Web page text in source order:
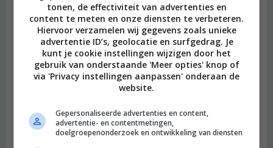
richting onze eigen auto en dan komt deze leuke middag toch tot
een einde. Het is een absolute aanrader voor een leuke ervaring in
deze omgeving! Voor mij is het echt een manier geweest om de
omgeving waar ik al dertig jaar in de buurt woon, toch een beetje
beter te leren kennen.
Stap uit je stad
activiteiten die worden aangeboden. De activiteiten zijn voor jong
en oud, en je kunt kiezen voor een gratis te bezoeken activiteit, of
het boeken van een compleet arrangement, zoals wij deden. Voor
tonen, de effectiviteit van advertenties en
content te meten en onze diensten te verbeteren.
Hiervoor verzamelen wij gegevens zoals unieke
advertentie ID’s, geolocatie en surfgedrag. Je
kunt je cookie instellingen wijzigen door het
gebruik van onderstaande 'Meer opties' knop of
via 'Privacy instellingen aanpassen' onderaan de
website.
Gepersonaliseerde advertenties en content,
advertentie- en contentmetingen,
doelgroepenonderzoek en ontwikkeling van diensten